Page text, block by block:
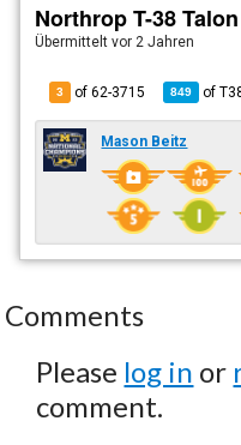
Northrop T-38
Übermitteltvor 2 Jahren
3 of 62-3715 849 of
Mason Beitz
Comments
Please log in or
comment.